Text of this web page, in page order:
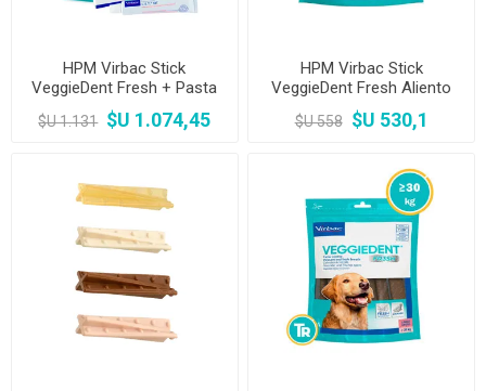
HPM Virbac Stick
VeggieDent Fresh + Pasta
Dental C.E.T. HPM Virbac
$U 1.131 $U 1.074,45
HPM Virbac Stick
VeggieDent Fresh Aliento
Fresco para perros
pequeños 5-10kg
$U 558 $U 530,1